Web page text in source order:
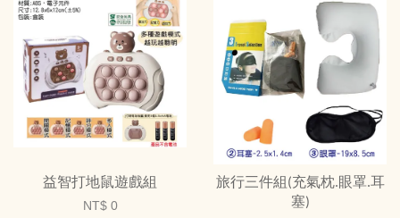
益智打地鼠遊戲組
NT$ 0
旅行三件組(充氣枕.眼罩.耳
塞)